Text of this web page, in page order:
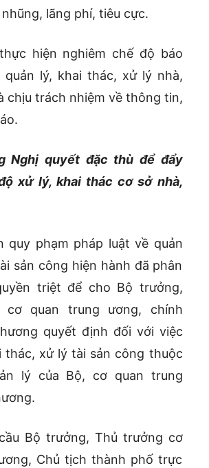
lãng phí, tiêu cực.
hiện nghiêm chế độ báo
quản lý, khai thác, xử lý nhà,
chịu trách nhiệm về thông tin,
Nghị quyết đặc thù để đẩy
xử lý, khai thác cơ sở nhà,
quy phạm pháp luật về quản
sản công hiện hành đã phân
triệt để cho Bộ trưởng,
cơ quan trung ương, chính
quyết định đối với việc
thác, xử lý tài sản công thuộc
lý của Bộ, cơ quan trung
Bộ trưởng, Thủ trưởng cơ
Chủ tịch thành phố trực